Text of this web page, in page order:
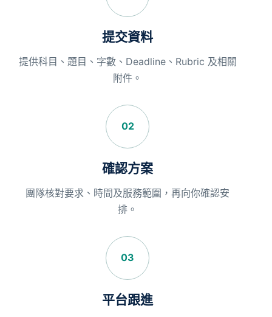
提交資料
提供科目、題目、字數、Deadline、Rubric 及相關
附件。
02
確認方案
團隊核對要求、時間及服務範圍，再向你確認安
排。
03
平台跟進